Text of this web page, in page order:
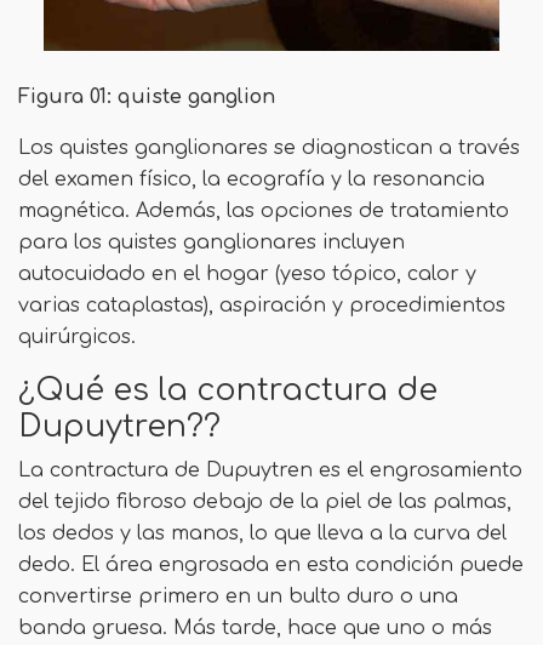
Figura 01: quiste ganglion
Los quistes ganglionares se diagnostican a través
del examen físico, la ecografía y la resonancia
magnética. Además, las opciones de tratamiento
para los quistes ganglionares incluyen
autocuidado en el hogar (yeso tópico, calor y
varias cataplastas), aspiración y procedimientos
quirúrgicos.
¿Qué es la contractura de
Dupuytren??
La contractura de Dupuytren es el engrosamiento
del tejido fibroso debajo de la piel de las palmas,
los dedos y las manos, lo que lleva a la curva del
dedo. El área engrosada en esta condición puede
convertirse primero en un bulto duro o una
banda gruesa. Más tarde, hace que uno o más